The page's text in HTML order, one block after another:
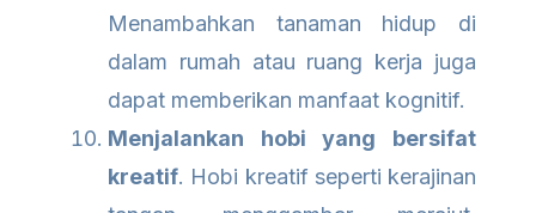
Menambahkan tanaman hidup di
dalam rumah atau ruang kerja juga
dapat memberikan manfaat kognitif.
Menjalankan hobi yang bersifat
kreatif. Hobi kreatif seperti kerajinan